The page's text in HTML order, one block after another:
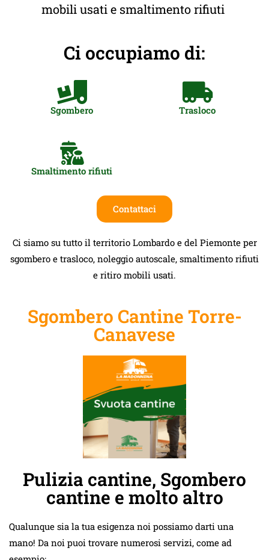
mobili usati e smaltimento rifiuti
Ci occupiamo di:
Sgombero Trasloco
Smaltimento rifiuti
Contattaci
Ci siamo su tutto il territorio Lombardo e del Piemonte per
sgombero e trasloco, noleggio autoscale, smaltimento rifiuti
e ritiro mobili usati.
Sgombero Cantine Torre-
Canavese
Pulizia cantine, Sgombero
cantine e molto altro
Qualunque sia la tua esigenza noi possiamo darti una
mano! Da noi puoi trovare numerosi servizi, come ad